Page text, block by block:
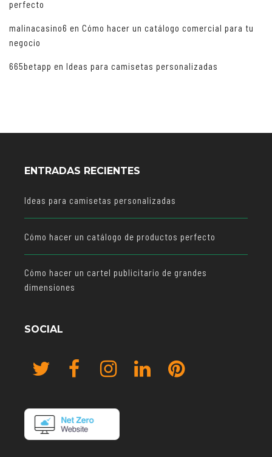
perfecto
malinacasino6 en Cómo hacer un catálogo comercial para tu
negocio
665betapp en Ideas para camisetas personalizadas
ENTRADAS RECIENTES
Ideas para camisetas personalizadas
Cómo hacer un catálogo de productos perfecto
Cómo hacer un cartel publicitario de grandes
dimensiones
SOCIAL